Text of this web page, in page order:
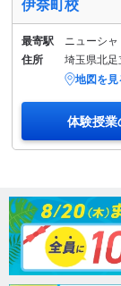
最寄駅 ニューシ
住所 埼玉県北
地図を見
体験授